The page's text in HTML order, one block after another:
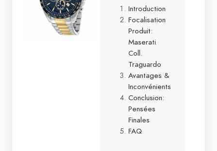
Introduction
Focalisation
Produit:
Maserati
Coll.
Traguardo
Avantages &
Inconvénients
Conclusion:
Pensées
Finales
FAQ